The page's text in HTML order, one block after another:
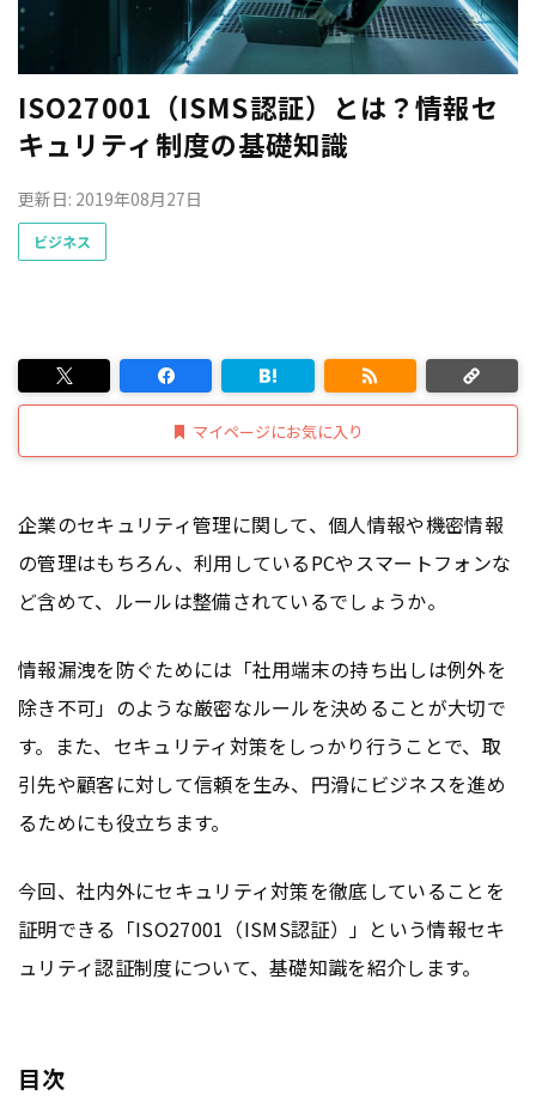
ISO27001（ISMS認証）とは？情報セ
キュリティ制度の基礎知識
更新日: 2019年08月27日
ビジネス
マイページにお気に入り
企業のセキュリティ管理に関して、個人情報や機密情報
の管理はもちろん、利用しているPCやスマートフォンな
ど含めて、ルールは整備されているでしょうか。
情報漏洩を防ぐためには「社用端末の持ち出しは例外を
除き不可」のような厳密なルールを決めることが大切で
す。また、セキュリティ対策をしっかり行うことで、取
引先や顧客に対して信頼を生み、円滑にビジネスを進め
るためにも役立ちます。
今回、社内外にセキュリティ対策を徹底していることを
証明できる「ISO27001（ISMS認証）」という情報セキ
ュリティ認証制度について、基礎知識を紹介します。
目次